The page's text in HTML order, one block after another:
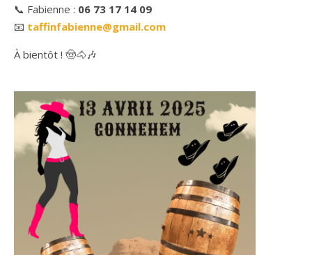
📞 Fabienne : 06 73 17 14 09
📧 taffinfabienne@gmail.com
À bientôt ! 🤠🐴🎶